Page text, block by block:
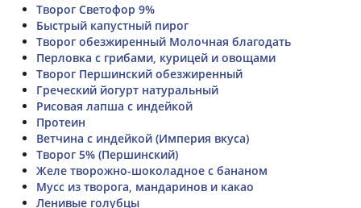
Творог Светофор 9%
Быстрый капустный пирог
Творог обезжиренный Молочная благодать
Перловка с грибами, курицей и овощами
Творог Першинский обезжиренный
Греческий йогурт натуральный
Рисовая лапша с индейкой
Протеин
Ветчина с индейкой (Империя вкуса)
Творог 5% (Першинский)
Желе творожно-шоколадное с бананом
Мусс из творога, мандаринов и какао
Ленивые голубцы